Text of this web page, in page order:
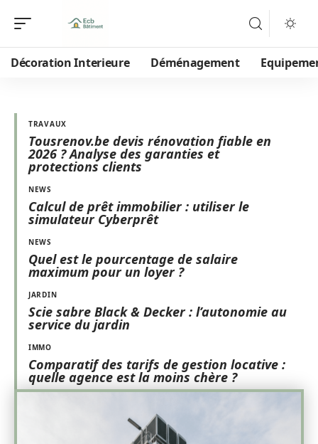
Décoration Interieure Déménagement
TRAVAUX
Tousrenov.be devis rénovation fiable en
2026 ? Analyse des garanties et
protections clients
NEWS
Calcul de prêt immobilier : utiliser le
simulateur Cyberprêt
NEWS
Quel est le pourcentage de salaire
maximum pour un loyer ?
JARDIN
Scie sabre Black & Decker : l’autonomie au
service du jardin
IMMO
Comparatif des tarifs de gestion locative :
quelle agence est la moins chère ?